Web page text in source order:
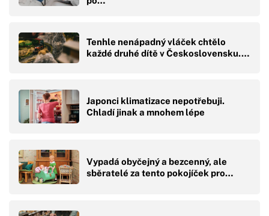
Tenhle nenápadný vláček chtělo
každé druhé dítě v Československu.…
Japonci klimatizace nepotřebuji.
Chladí jinak a mnohem lépe
Vypadá obyčejný a bezcenný, ale
sběratelé za tento pokojíček pro…